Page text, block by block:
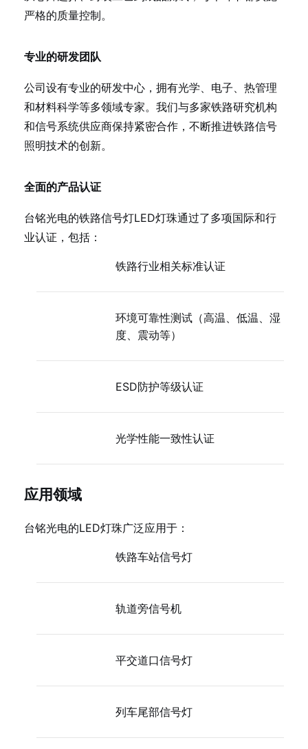
严格的质量控制。
专业的研发团队
公司设有专业的研发中心，拥有光学、电子、热管理
和材料科学等多领域专家。我们与多家铁路研究机构
和信号系统供应商保持紧密合作，不断推进铁路信号
照明技术的创新。
全面的产品认证
台铭光电的铁路信号灯LED灯珠通过了多项国际和行
业认证，包括：
铁路行业相关标准认证
环境可靠性测试（高温、低温、湿
度、震动等）
ESD防护等级认证
光学性能一致性认证
应用领域
台铭光电的LED灯珠广泛应用于：
铁路车站信号灯
轨道旁信号机
平交道口信号灯
列车尾部信号灯